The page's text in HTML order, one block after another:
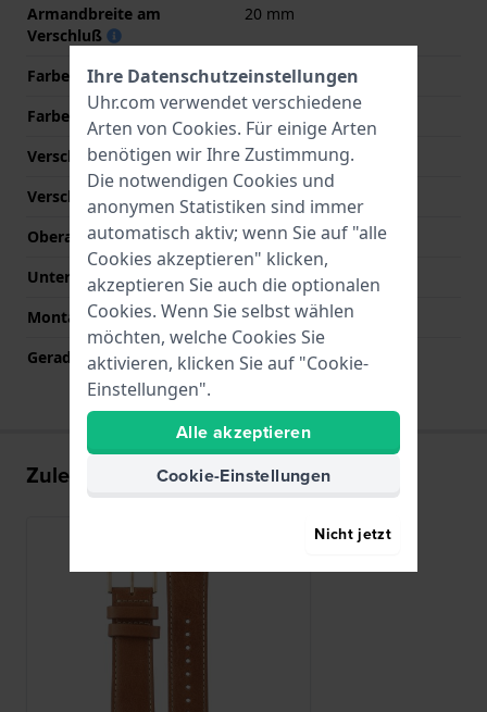
Armandbreite am
Verschluß
20 mm
Farbe des Armbands
Braun
Farbe der Naht
Beige
Verschlusstyp
Dornschließe
Verschlussfarbe
Rosé gold
Oberarmbandlänge (mm)
75 mm
Unterarmbandlänge (mm)
120 mm
Montagetyp
Druckstifte
Gerade Bandhalterung
Ja
Zuletzt angesehen
Ihre Datenschutzeinstellungen
Uhr.com verwendet verschiedene
Arten von Cookies. Für einige Arten
benötigen wir Ihre Zustimmung.
Die notwendigen Cookies und
anonymen Statistiken sind immer
automatisch aktiv; wenn Sie auf "alle
Cookies akzeptieren" klicken,
akzeptieren Sie auch die optionalen
Cookies. Wenn Sie selbst wählen
möchten, welche Cookies Sie
aktivieren, klicken Sie auf "Cookie-
Einstellungen".
Alle akzeptieren
Cookie-Einstellungen
Nicht jetzt